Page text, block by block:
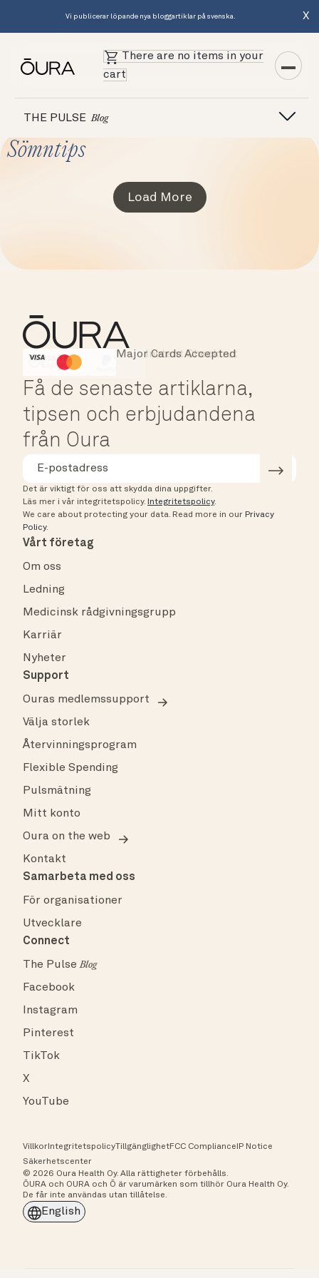
Vi publicerar löpande nya bloggartiklar på svenska. X
There are no items in your
cart
THE PULSE Blog
Sömntips
Load More
HSA/FSA Eligible
Instant Checkout
Major Cards Accepted
Få de senaste artiklarna,
tipsen och erbjudandena
från Oura
Det är viktigt för oss att skydda dina uppgifter.
Läs mer i vår integritetspolicy. Integritetspolicy.
We care about protecting your data. Read more in our Privacy
Policy.
Vårt företag
Om oss
Ledning
Medicinsk rådgivningsgrupp
Karriär
Nyheter
Support
Ouras medlemssupport
Välja storlek
Återvinningsprogram
Flexible Spending
Pulsmätning
Mitt konto
Oura on the web
Kontakt
Samarbeta med oss
För organisationer
Utvecklare
Connect
The PulseBlog
Facebook
Instagram
Pinterest
TikTok
X
YouTube
Villkor IntegritetspolicyTillgänglighetFCC Compliance IP Notice
Säkerhetscenter
© 2026 Oura Health Oy. Alla rättigheter förbehålls.
ŌURA och OURA och Ō är varumärken som tillhör Oura Health Oy.
De får inte användas utan tillåtelse.
English